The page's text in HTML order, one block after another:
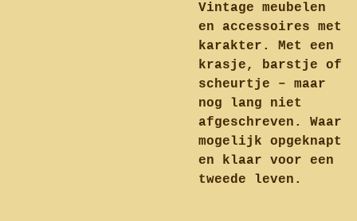
Vintage meubelen
en accessoires met
karakter. Met een
krasje, barstje of
scheurtje – maar
nog lang niet
afgeschreven. Waar
mogelijk opgeknapt
en klaar voor een
tweede leven.